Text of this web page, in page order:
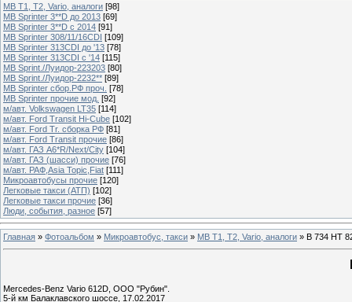
MB T1, T2, Vario, аналоги [98]
MB Sprinter 3**D до 2013 [69]
MB Sprinter 3**D с 2014 [91]
MB Sprinter 308/11/16CDI [109]
MB Sprinter 313CDI до '13 [78]
MB Sprinter 313CDI с '14 [115]
MB Sprint./Луидор-223203 [80]
MB Sprint./Луидор-2232** [89]
MB Sprinter сбор.РФ проч. [78]
MB Sprinter прочие мод. [92]
м/авт. Volkswagen LT35 [114]
м/авт. Ford Transit Hi-Cube [102]
м/авт. Ford Tr. сборка РФ [81]
м/авт. Ford Transit прочие [86]
м/авт. ГАЗ A6*R/Next/City [104]
м/авт. ГАЗ (шасси) прочие [76]
м/авт. РАФ,Asia Topic,Fiat [111]
Микроавтобусы прочие [120]
Легковые такси (АТП) [102]
Легковые такси прочие [36]
Люди, события, разное [57]
Главная » Фотоальбом » Микроавтобус, такси » MB T1, T2, Vario, аналоги » В 734 НТ
Mercedes-Benz Vario 612D, ООО "Рубин".
5-й км Балаклавского шоссе, 17.02.2017